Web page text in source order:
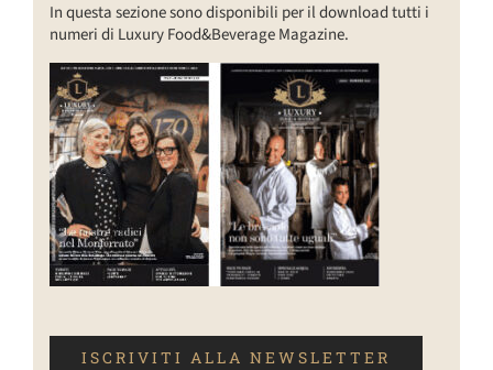
In questa sezione sono disponibili per il download tutti i
numeri di Luxury Food&Beverage Magazine.
ISCRIVITI ALLA NEWSLETTER